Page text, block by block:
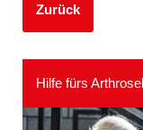
Zurück
Hilfe fürs